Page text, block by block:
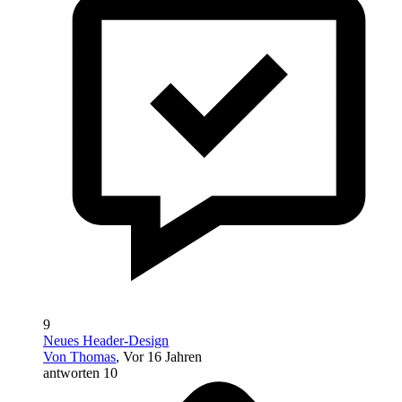
9
Neues Header-Design
Von Thomas, Vor 16 Jahren
antworten 10